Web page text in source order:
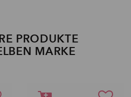
PRODUKTE
MARKE